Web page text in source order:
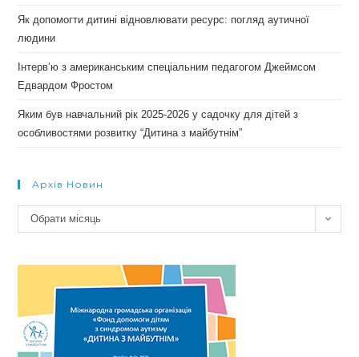
Як допомогти дитині відновлювати ресурс: погляд аутичної
людини
Інтерв’ю з американським спеціальним педагогом Джеймсом
Едвардом Фростом
Яким був навчальний рік 2025-2026 у садочку для дітей з
особливостями розвитку “Дитина з майбутнім”
Архів Новин
Архів
новин
Обрати місяць